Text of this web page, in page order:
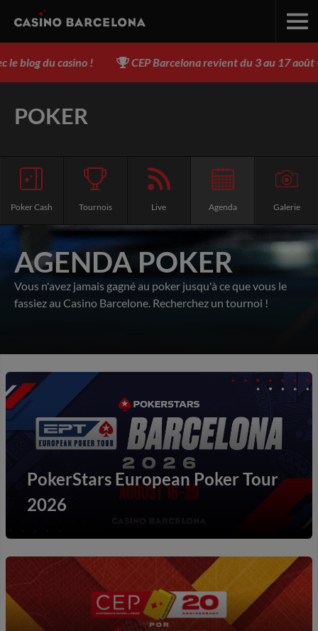
du casino ! CEP Barcelona revient du 3 au 17 août -
POKER
Poker Cash Tournois Live Agenda Galerie
AGENDA POKER
Vous n'avez jamais gagné au poker jusqu'à ce que vous le
fassiez au Casino Barcelone. Recherchez un tournoi !
PokerStars European Poker Tour
2026